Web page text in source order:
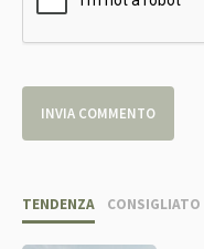
TENDENZA CONSIGLIATO